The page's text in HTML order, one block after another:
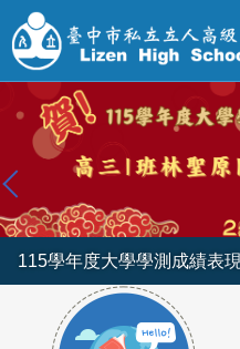
到
主
內
區
115學年度大學學測成績表